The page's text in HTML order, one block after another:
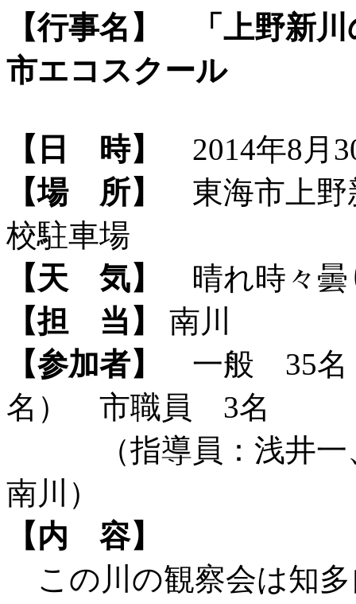
【行事名】
「上野新
市エコスクール
【日 時】
2014年8月
【場 所】
東海市上
校駐車場
【天 気】
晴れ時々曇
【担 当】
南川
【参加者】
一般 35名
名） 市職員 3名
（指導員：浅井一、
南川）
【内 容】
この川の観察会は知